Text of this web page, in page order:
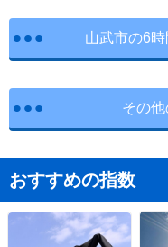
山武市の6
その
おすすめの指数